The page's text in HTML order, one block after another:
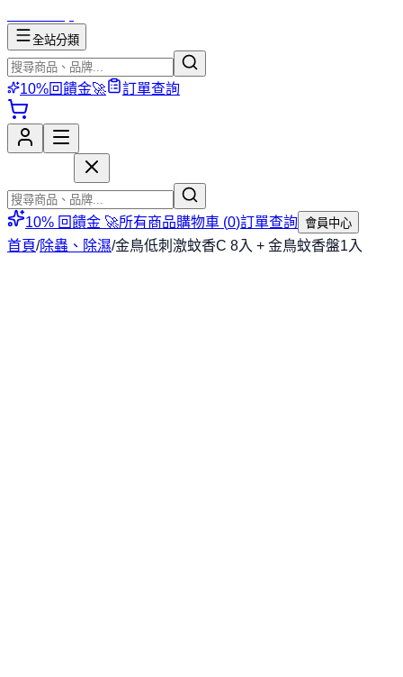
全站分類
10%回饋金🚀 訂單查詢
10% 回饋金 🚀所有商品購物車 (0)訂單查詢 會員中心
首頁/除蟲、除濕/金鳥低刺激蚊香C 8入 + 金鳥蚊香盤1入